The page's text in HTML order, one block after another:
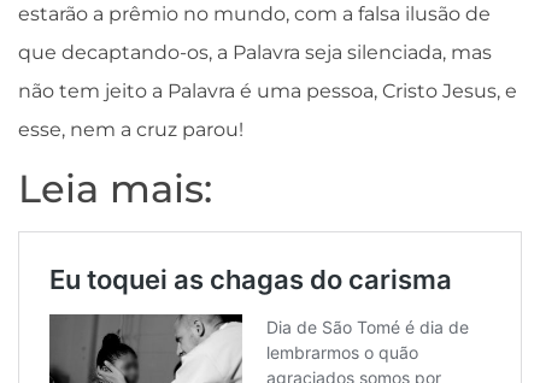
estarão a prêmio no mundo, com a falsa ilusão de
que decaptando-os, a Palavra seja silenciada, mas
não tem jeito a Palavra é uma pessoa, Cristo Jesus, e
esse, nem a cruz parou!
Leia mais: